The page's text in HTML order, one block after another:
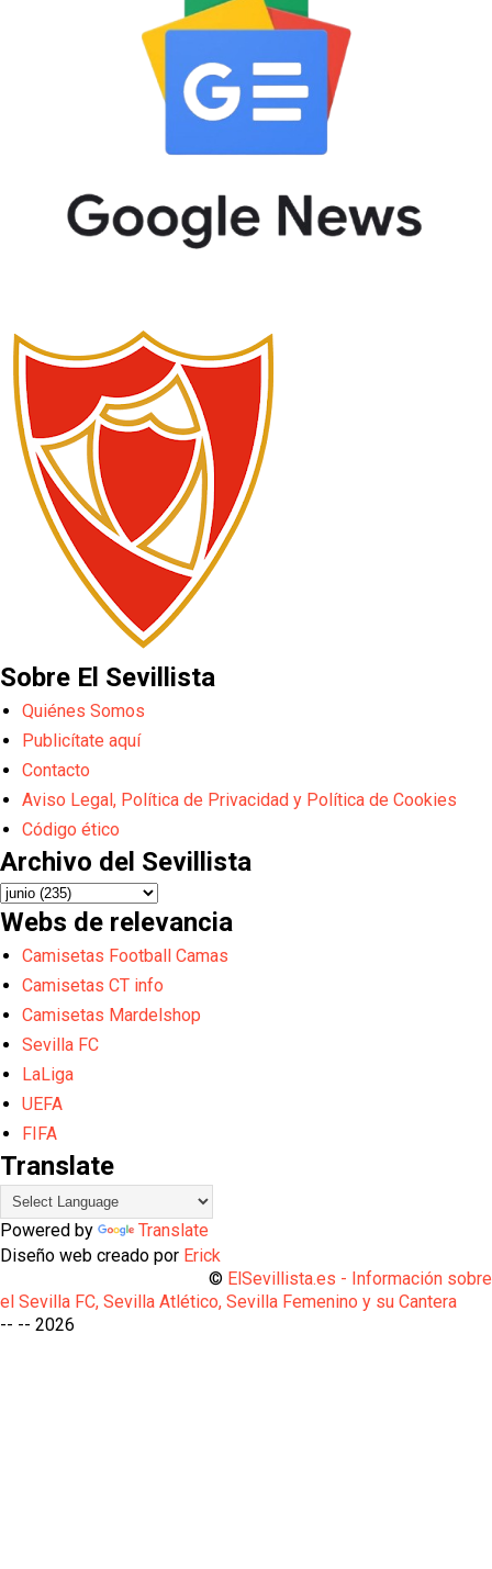
Sobre El Sevillista
Quiénes Somos
Publicítate aquí
Contacto
Aviso Legal, Política de Privacidad y Política de Cookies
Código ético
Archivo del Sevillista
Webs de relevancia
Camisetas Football Camas
Camisetas CT info
Camisetas Mardelshop
Sevilla FC
LaLiga
UEFA
FIFA
Translate
Powered by
Translate
Diseño web creado por Erick
© ElSevillista.es - Información sobre
el Sevilla FC, Sevilla Atlético, Sevilla Femenino y su Cantera
-- -- 2026